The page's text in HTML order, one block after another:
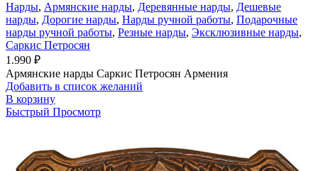
Нарды, Армянские нарды, Деревянные нарды, Дешевые
нарды, Дорогие нарды, Нарды ручной работы, Подарочные
нарды ручной работы, Резные нарды, Эксклюзивные нарды,
Саркис Петросян
1.990 ₽
Армянские нарды Саркис Петросян Армения
Добавить в список желаний
В корзину
Быстрый Просмотр